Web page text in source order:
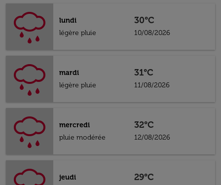
lundi
légère pluie
30°C
10/08/2026
mardi
légère pluie
31°C
11/08/2026
mercredi
pluie modérée
32°C
12/08/2026
jeudi
29°C